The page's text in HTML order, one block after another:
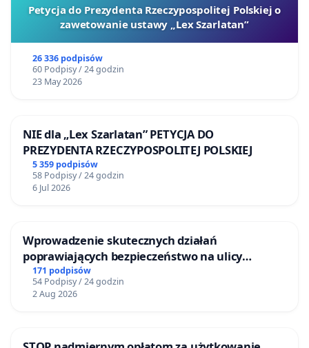
Petycja do Prezydenta Rzeczypospolitej Polskiej o
zawetowanie ustawy „Lex Szarlatan”
26 336 podpisów
60 Podpisy / 24 godzin
23 May 2026
NIE dla „Lex Szarlatan” PETYCJA DO
PREZYDENTA RZECZYPOSPOLITEJ POLSKIEJ
5 359 podpisów
58 Podpisy / 24 godzin
6 Jul 2026
Wprowadzenie skutecznych działań
poprawiających bezpieczeństwo na ulicy
Żeromskiego w Otwocku
171 podpisów
54 Podpisy / 24 godzin
2 Aug 2026